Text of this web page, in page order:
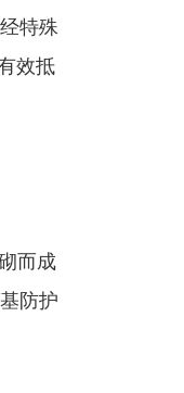
特殊
效抵
而成
防护